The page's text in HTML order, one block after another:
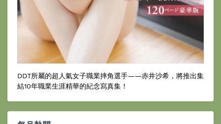
DDT所屬的超人氣女子職業摔角選手——赤井沙希，將推出集
結10年職業生涯精華的紀念寫真集！